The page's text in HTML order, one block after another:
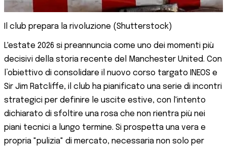
Il club prepara la rivoluzione (Shutterstock)
L'estate 2026 si preannuncia come uno dei momenti più
decisivi della storia recente del Manchester United. Con
l’obiettivo di consolidare il nuovo corso targato INEOS e
Sir Jim Ratcliffe, il club ha pianificato una serie di incontri
strategici per definire le uscite estive, con l'intento
dichiarato di sfoltire una rosa che non rientra più nei
piani tecnici a lungo termine. Si prospetta una vera e
propria "pulizia" di mercato, necessaria non solo per